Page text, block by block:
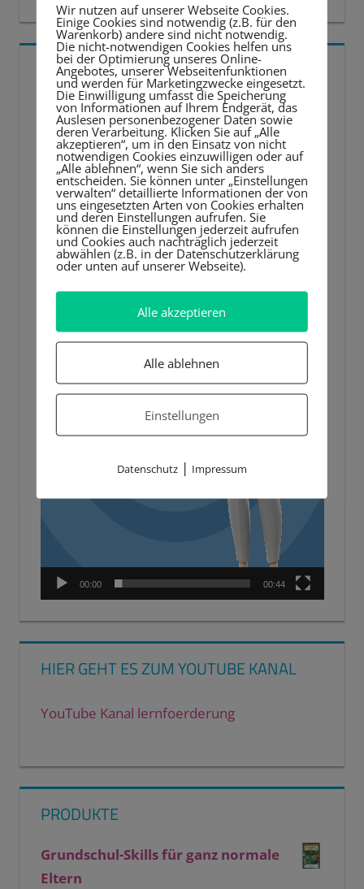
5 BESTE LERNTIPPS
Video-
Player
00:00 00:44
HIER GEHT ES ZUM YOUTUBE KANAL
YouTube Kanal lernfoerderung
PRODUKTE
Grundschul-Skills für ganz normale
Eltern
Wir nutzen auf unserer Webseite Cookies.
Einige Cookies sind notwendig (z.B. für den
Warenkorb) andere sind nicht notwendig.
Die nicht-notwendigen Cookies helfen uns
bei der Optimierung unseres Online-
Angebotes, unserer Webseitenfunktionen
und werden für Marketingzwecke eingesetzt.
Die Einwilligung umfasst die Speicherung
von Informationen auf Ihrem Endgerät, das
Auslesen personenbezogener Daten sowie
deren Verarbeitung. Klicken Sie auf „Alle
akzeptieren“, um in den Einsatz von nicht
notwendigen Cookies einzuwilligen oder auf
„Alle ablehnen“, wenn Sie sich anders
entscheiden. Sie können unter „Einstellungen
verwalten“ detaillierte Informationen der von
uns eingesetzten Arten von Cookies erhalten
und deren Einstellungen aufrufen. Sie
können die Einstellungen jederzeit aufrufen
und Cookies auch nachträglich jederzeit
abwählen (z.B. in der Datenschutzerklärung
oder unten auf unserer Webseite).
Alle akzeptieren
Alle ablehnen
Einstellungen
Datenschutz| Impressum